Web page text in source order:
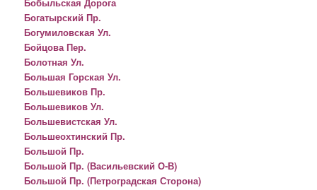
Богатырский Пр.
Богумиловская Ул.
Бойцова Пер.
Болотная Ул.
Большая Горская Ул.
Большевиков Пр.
Большевиков Ул.
Большевистская Ул.
Большеохтинский Пр.
Большой Пр.
Большой Пр. (Васильевский О-В)
Большой Пр. (Петроградская Сторона)